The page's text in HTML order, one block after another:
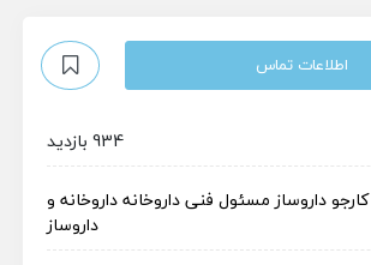
اطلاعات تماس
934 بازدید
کارجوداروساز مسئول فنی داروخانهداروخانه و
داروساز